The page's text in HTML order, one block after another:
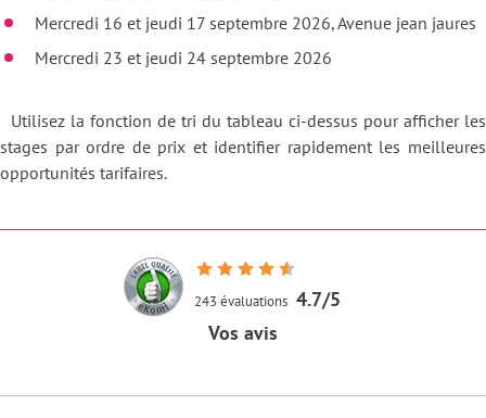
Mercredi 16 et jeudi 17 septembre 2026, Avenue jean jaures
Mercredi 23 et jeudi 24 septembre 2026
Utilisez la fonction de tri du tableau ci-dessus pour afficher les
stages par ordre de prix et identifier rapidement les meilleures
opportunités tarifaires.
243 évaluations 4.7/5
Vos avis